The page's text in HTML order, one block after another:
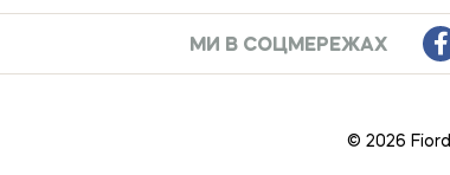
МИ В СОЦМЕРЕЖАХ
© 2026 Fiord